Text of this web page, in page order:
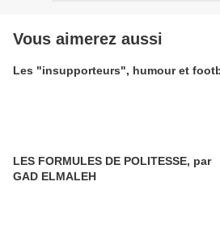
Vous aimerez aussi
Les "insupporteurs", humour et
LES FORMULES DE POLITESSE, par
GAD ELMALEH